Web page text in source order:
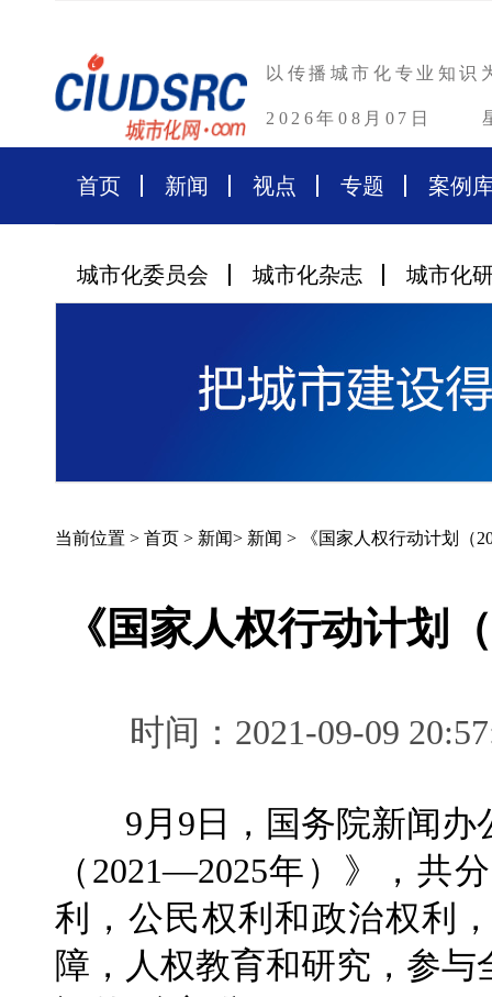
以传播城市化专业知识
2026年08月07日
首页 新闻 视点 专题 案例
城市化委员会 城市化杂志 城市化
当前位置 > 首页 > 新闻> 新闻 > 《国家人权行动计划（
《国家人权行动计划
时间：2021-09-09
9月9日，国务院新闻办
（2021—2025年）》，共
利，公民权利和政治权利
障，人权教育和研究，参